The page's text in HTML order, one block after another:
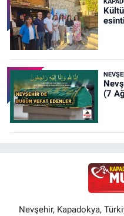
(7
Nevşehir, Kapadokya,